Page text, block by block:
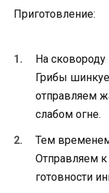
Приготовление:
На
Грибы
отправляем
слабом огне.
Тем
Отправляем
готовности